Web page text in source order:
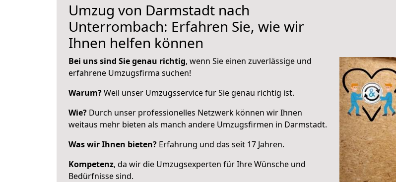
Umzug von Darmstadt nach
Unterrombach: Erfahren Sie, wie wir
Ihnen helfen können
Bei uns sind Sie genau richtig, wenn Sie einen zuverlässige und
erfahrene Umzugsfirma suchen!
Warum?Weil unser Umzugsservice für Sie genau richtig ist.
Wie? Durch unser professionelles Netzwerk können wir Ihnen
weitaus mehr bieten als manch andere Umzugsfirmen in Darmstadt.
Was wir Ihnen bieten? Erfahrung und das seit 17 Jahren.
Kompetenz, da wir die Umzugsexperten für Ihre Wünsche und
Bedürfnisse sind.